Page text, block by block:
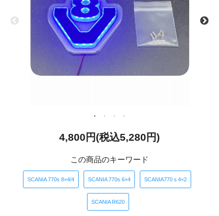
4,800円(税込5,280円)
この商品のキーワード
SCANIA 770s 8×4/4 SCANIA 770s 6×4 SCANIA770ｓ4×2
SCANIA R620